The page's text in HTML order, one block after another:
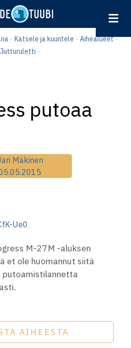
- Katsele ja kuuntele - Aihealueet-
Jutturuletti -
putoaa
Mäkinen
Ue0
M-27M -aluksen
et ole huomannut siitä
putoamistilannetta
AIHEESTA